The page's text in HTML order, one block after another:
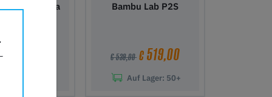
4 Ultra
519,00
Bambu Lab P2S
€ 539,00 €519,00
Auf Lager: 50+